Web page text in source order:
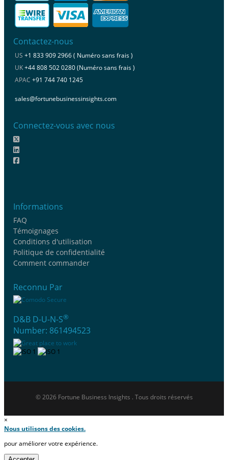
Contactez-nous
US +1 833 909 2966 ( Numéro sans frais )
UK+44 808 502 0280 (Numéro sans frais )
APAC +91 744 740 1245
sales@fortunebusinessinsights.com
Connectez-vous avec nous
Informations
FAQ
Témoignages
Conditions d'utilisation
Politique de confidentialité
Comment commander
Reconnu Par
D&B D-U-N-S®
Number: 861494523
© 2026 Fortune Business Insights . Tous droits réservés
×
Nous utilisons des cookies.
pour améliorer votre expérience.